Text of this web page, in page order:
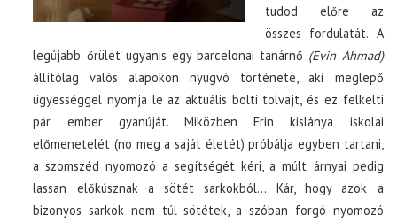
tudod előre az
összes fordulatát. A
legújabb őrület ugyanis egy barcelonai tanárnő (Evin Ahmad)
állítólag valós alapokon nyugvó története, aki meglepő
ügyességgel nyomja le az aktuális bolti tolvajt, és ez felkelti
pár ember gyanúját. Miközben Erin kislánya iskolai
előmenetelét (no meg a saját életét) próbálja egyben tartani,
a szomszéd nyomozó a segítségét kéri, a múlt árnyai pedig
lassan előkúsznak a sötét sarkokból… Kár, hogy azok a
bizonyos sarkok nem túl sötétek, a szóban forgó nyomozó